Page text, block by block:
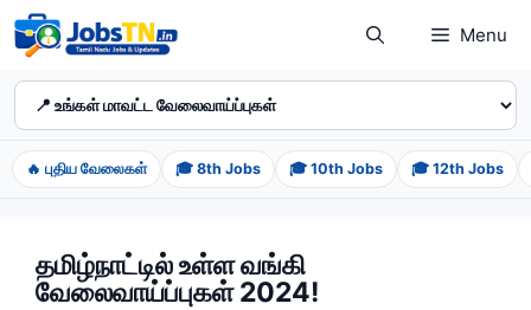
Skip
to
content
Menu
🔥 புதிய வேலைகள் 🎓 8th Jobs 🎓 10th Jobs 🎓 12th Jobs
தமிழ்நாட்டில் உள்ள வங்கி
வேலைவாய்ப்புகள் 2024!